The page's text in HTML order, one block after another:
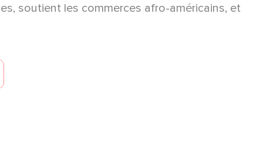
soutient les commerces afro-américains, et